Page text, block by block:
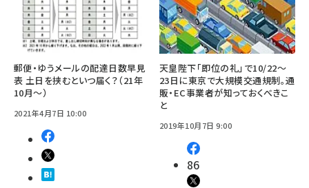
郵便・ゆうメールの配達日数早見
表 土日を挟むといつ届く？（21年
10月～）
2021年4月7日 10:00
天皇陛下「即位の礼」で10/22～
23日に東京で大規模交通規制。通
販・EC事業者が知っておくべきこ
と
2019年10月7日 9:00
86